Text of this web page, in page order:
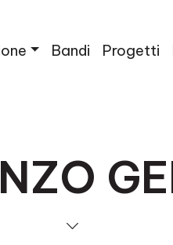
Bandi Progetti